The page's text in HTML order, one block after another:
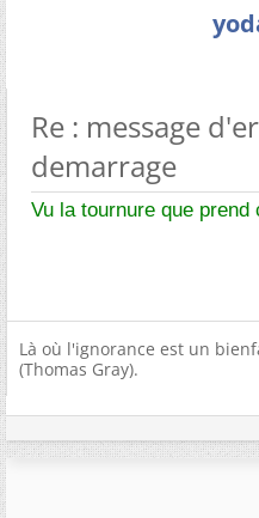
Re : message
demarrage
Vu la tournure que
Là où l'ignorance est un
(Thomas Gray).